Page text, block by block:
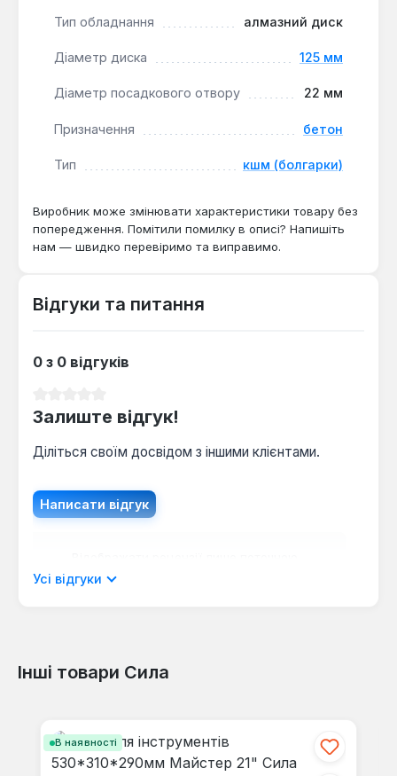
операцій на будівельних майданчиках, при ремонті
ресурсу важливо уникати бокових навантажень на
Тип обладнання алмазний диск
Діаметр диска 125 мм
Діаметр посадкового отвору 22 мм
Призначення бетон
Тип кшм (болгарки)
Виробник може змінювати характеристики товару без
попередження. Помітили помилку в описі? Напишіть
нам — швидко перевіримо та виправимо.
Відгуки та питання
0 з 0 відгуків
Залиште відгук!
Діліться своїм досвідом з іншими клієнтами.
Написати відгук
мовою.
Відгуків не знайдено. Поділіться
Усі відгуки
Інші товари Сила
В наявності